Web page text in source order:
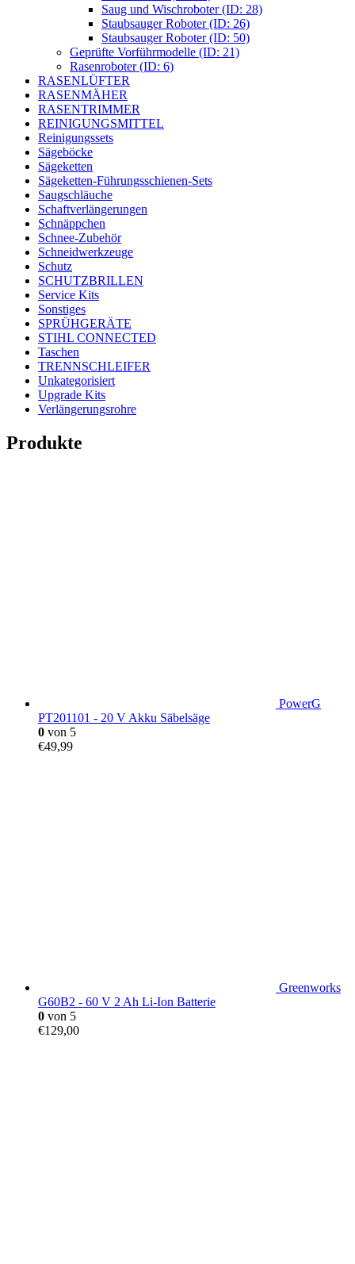
Saug und Wischroboter (ID: 28)
Staubsauger Roboter (ID: 26)
Staubsauger Roboter (ID: 50)
Geprüfte Vorführmodelle (ID: 21)
Rasenroboter (ID: 6)
RASENLÜFTER
RASENMÄHER
RASENTRIMMER
REINIGUNGSMITTEL
Reinigungssets
Sägeböcke
Sägeketten
Sägeketten-Führungsschienen-Sets
Saugschläuche
Schaftverlängerungen
Schnäppchen
Schnee-Zubehör
Schneidwerkzeuge
Schutz
SCHUTZBRILLEN
Service Kits
Sonstiges
SPRÜHGERÄTE
STIHL CONNECTED
Taschen
TRENNSCHLEIFER
Unkategorisiert
Upgrade Kits
Verlängerungsrohre
Produkte
PowerG
PT201101 - 20 V Akku Säbelsäge
0 von 5
€49,99
Greenworks
G60B2 - 60 V 2 Ah Li-Ion Batterie
0 von 5
€129,00